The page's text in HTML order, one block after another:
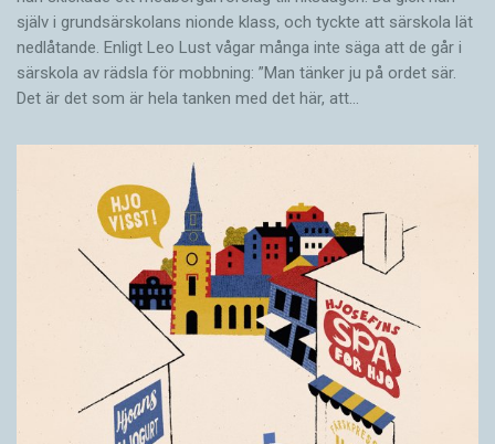
själv i grundsärskolans nionde klass, och tyckte att särskola lät
nedlåtande. Enligt Leo Lust vågar många inte säga att de går i
särskola av rädsla för mobbning: ”Man tänker ju på ordet sär.
Det är det som är hela tanken med det här, att…